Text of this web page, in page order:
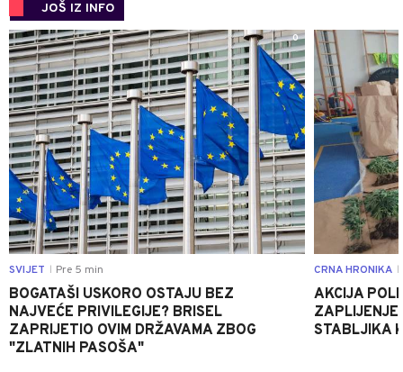
JOŠ IZ INFO
0
SVIJET Pre 5 min
BOGATAŠI USKORO OSTAJU BEZ
NAJVEĆE PRIVILEGIJE? BRISEL
ZAPRIJETIO OVIM DRŽAVAMA ZBOG
"ZLATNIH PASOŠA"
CRNA HRONIKA
AKCIJA
STABLJIKA